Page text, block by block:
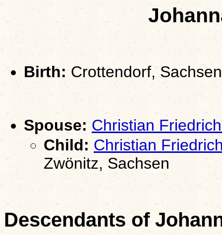
Birth:Crottendorf, Sachsen
Spouse: Christian
Child: Christian
Zwönitz, Sachsen
Descendants of